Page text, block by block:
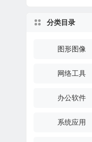
分类目录
图形图像
网络工具
办公软件
系统应用